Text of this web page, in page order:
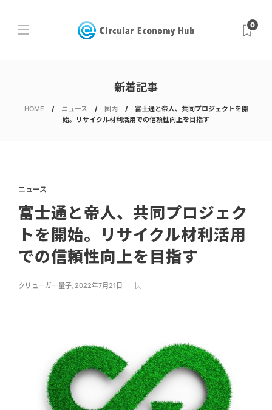
0
新着記事
HOME ニュース 国内
富士通と帝人、共同プロジェクトを開
始。リサイクル材利活用での信頼性向上を目指す
ニュース
富士通と帝人、共同プロジェク
トを開始。リサイクル材利活用
での信頼性向上を目指す
クリューガー量子, 2022年7月21日